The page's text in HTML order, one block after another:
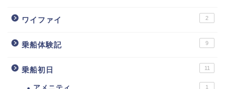
ワイファイ 2
乗船体験記 9
乗船初日 11
1